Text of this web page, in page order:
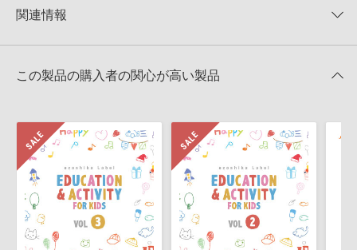
4 King's Pavan : anon, a slow statelydance
2:18 ¥1,450
5 Scotch Brawl : anon, the brawl was a popular dance
中世の民謡。16世紀に流行したポピュラー・ダンス・ソング。
★5
★4
★1
4GBを超えるデータに関するご注意：
KONTAKTフォーマットについて：本製品のKONTAKTフォーマットは、製品版
も対応しておりません。
製品の購入手続き完了後、受注確認メールとシリアルナンバーをお知らせするメールの2
通が送信されます。メールに記載されております説明に沿って、製品のダウンロード／
導入を行って下さい。
ダウンロード製品という性質上、一切の返品・返金はお受け付け致しかねます。
関連情報
この製品の購入者の関心が高い製品